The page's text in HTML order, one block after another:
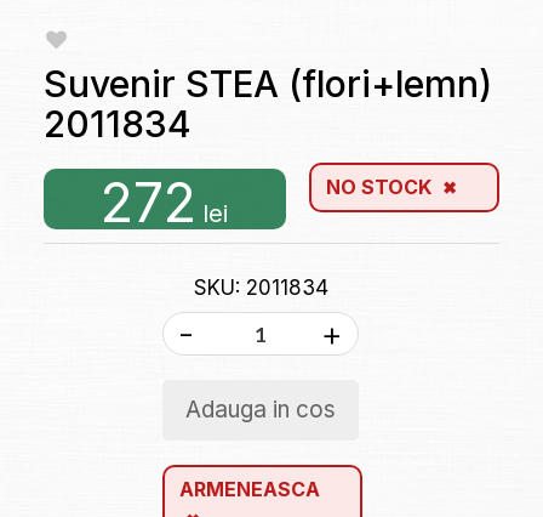
Suvenir STEA (flori+lemn)
2011834
272 lei
NO STOCK
SKU: 2011834
- +
Adauga in cos
ARMENEASCA